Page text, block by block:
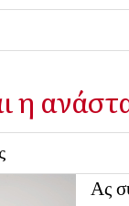
η
Ας